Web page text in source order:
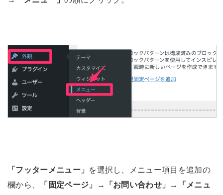
「フッターメニュー」
を選択し、メニュー項目を追加の
欄から、
「固定ページ」 → 「お問い合わせ」 →
「メニュ